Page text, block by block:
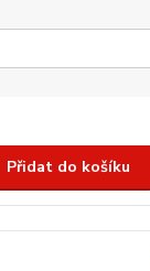
Přidat do košíku